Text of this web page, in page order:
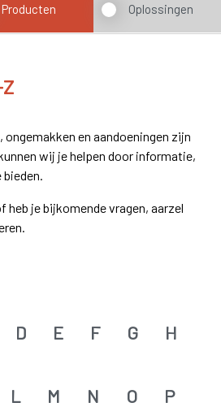
Producten Oplossingen
ongemakken en aandoeningen zijn
wij je helpen door informatie,
heb je bijkomende vragen, aarzel
D E F G H
L M N O P